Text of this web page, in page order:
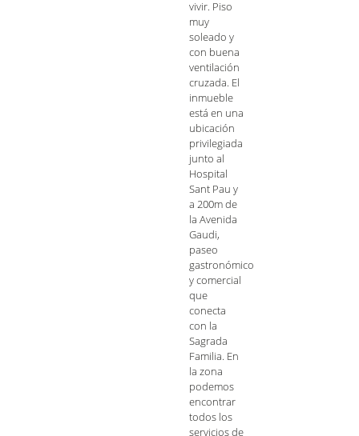
vivir. Piso
muy
soleado y
con buena
ventilación
cruzada. El
inmueble
está en una
ubicación
privilegiada
junto al
Hospital
Sant Pau y
a 200m de
la Avenida
Gaudi,
paseo
gastronómico
y comercial
que
conecta
con la
Sagrada
Familia. En
la zona
podemos
encontrar
todos los
servicios de